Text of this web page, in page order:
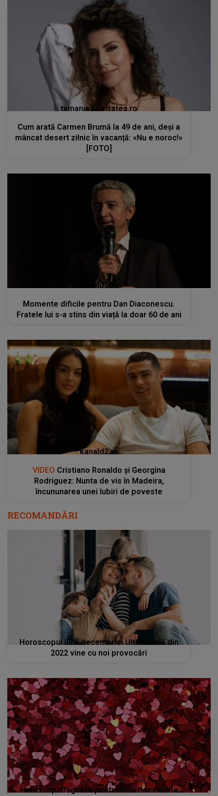
tvmania.libertatea.ro
Cum arată Carmen Brumă la 49 de ani, deși a
mâncat desert zilnic în vacanță: «Nu e noroc!»
[FOTO]
kanald2.ro
Momente dificile pentru Dan Diaconescu.
Fratele lui s-a stins din viață la doar 60 de ani
kanald2.ro
VIDEO Cristiano Ronaldo și Georgina
Rodriguez: Nunta de vis în Madeira,
încununarea unei Iubiri de poveste
RECOMANDĂRI
Horoscopul lunii decembrie. Ultima lună din
2022 vine cu noi provocări
Horoscop dragoste pentru luna decembrie